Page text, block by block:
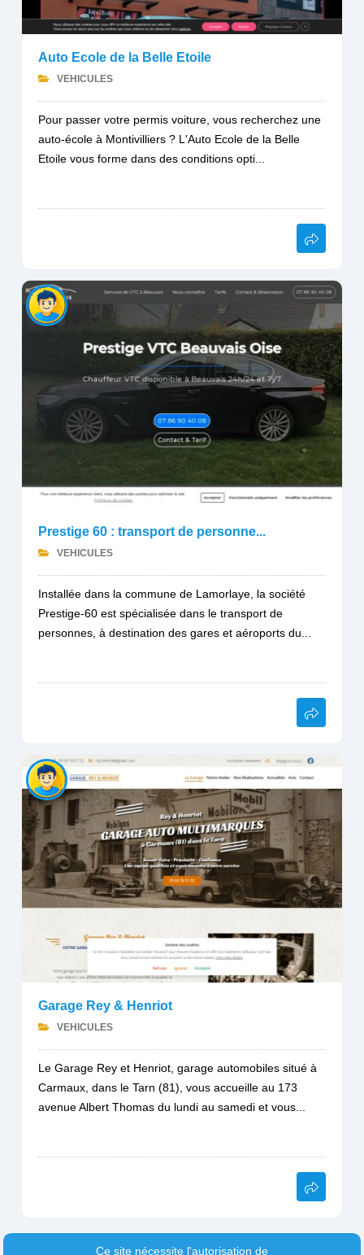
Auto Ecole de la Belle Etoile
VEHICULES
Pour passer votre permis voiture, vous recherchez une
auto-école à Montivilliers ? L'Auto Ecole de la Belle
Etoile vous forme dans des conditions opti...
Prestige 60 : transport de personne...
VEHICULES
Installée dans la commune de Lamorlaye, la société
Prestige-60 est spécialisée dans le transport de
personnes, à destination des gares et aéroports du...
Garage Rey & Henriot
VEHICULES
Le Garage Rey et Henriot, garage automobiles situé à
Carmaux, dans le Tarn (81), vous accueille au 173
avenue Albert Thomas du lundi au samedi et vous...
Ce site nécessite l'autorisation de